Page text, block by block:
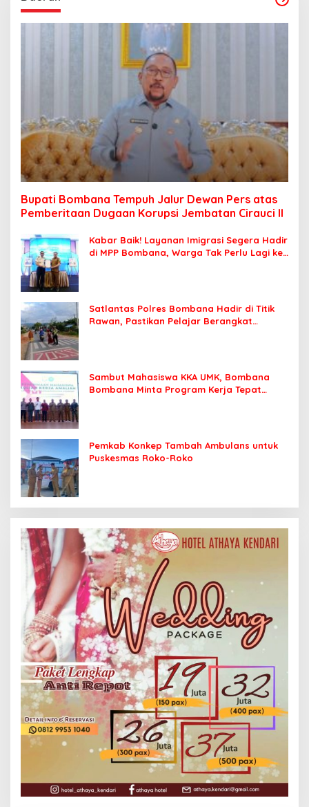
Bupati Bombana Tempuh Jalur Dewan Pers atas
Pemberitaan Dugaan Korupsi Jembatan Cirauci II
Kabar Baik! Layanan Imigrasi Segera Hadir
di MPP Bombana, Warga Tak Perlu Lagi ke
Satlantas Polres Bombana Hadir di Titik
Rawan, Pastikan Pelajar Berangkat
Sambut Mahasiswa KKA UMK, Bombana
Bombana Minta Program Kerja Tepat
Pemkab Konkep Tambah Ambulans untuk
Puskesmas Roko-Roko